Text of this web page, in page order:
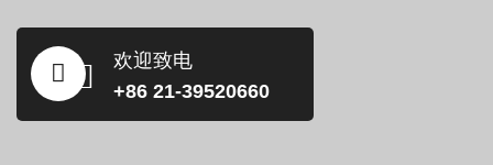
欢迎致电
+86 21-39520660